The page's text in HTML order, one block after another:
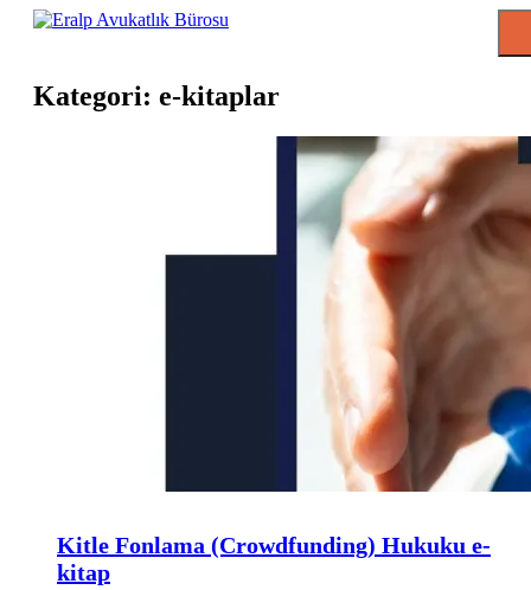
Skip
Kategori: e-kitaplar
Kitle Fonlama (Crowdfunding) Hukuku e-
kitap